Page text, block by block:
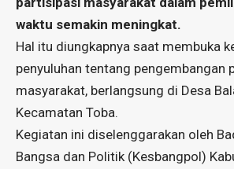
waktu semakin meningkat.
Hal itu diungkapnya saat membuka
penyuluhan tentang pengembangan
masyarakat, berlangsung di Desa
Kecamatan Toba.
Kegiatan ini diselenggarakan oleh
Bangsa dan Politik (Kesbangpol)